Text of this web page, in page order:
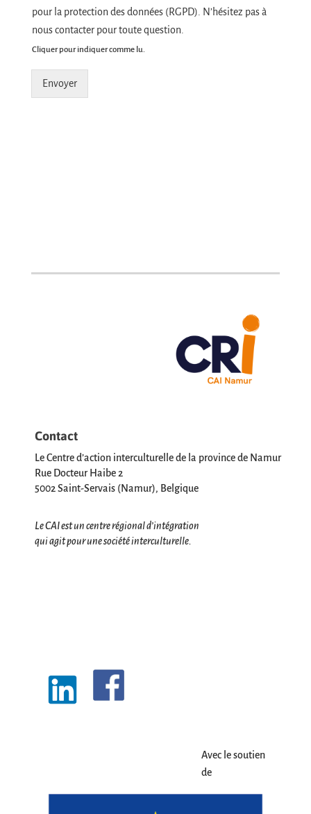
pour la protection des données (RGPD). N’hésitez pas à
nous contacter pour toute question.
Cliquer pour indiquer comme lu.
Envoyer
Contact
Le Centre d’action interculturelle de la province de Namur
Rue Docteur Haibe 2
5002 Saint-Servais (Namur), Belgique
Le CAI est un centre régional d’intégration
qui agit pour une société interculturelle.
Avec le soutien
de